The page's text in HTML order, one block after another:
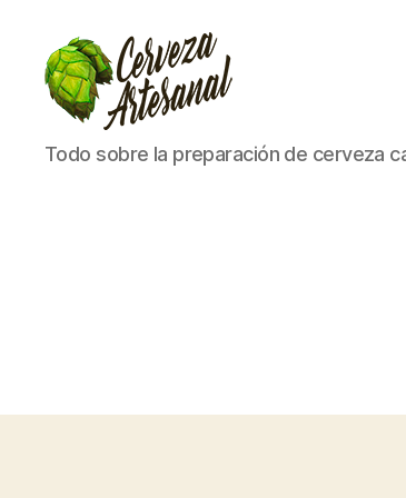
Cómo
hacer
Todo sobre la preparación de cerveza